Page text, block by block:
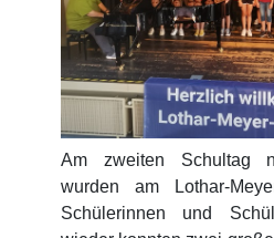
Am zweiten Schultag
wurden am Lothar-
Schülerinnen und